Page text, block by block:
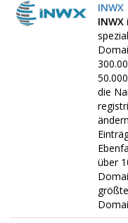
INWX
INWX
die
über